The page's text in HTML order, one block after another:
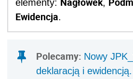
elementy:
,
Ewidencja.
Polecamy: Nowy
deklaracją i